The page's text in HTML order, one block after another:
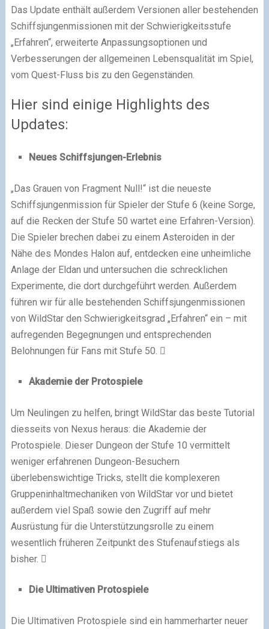
Das Update enthält außerdem Versionen aller bestehenden
Schiffsjungenmissionen mit der Schwierigkeitsstufe
„Erfahren“, erweiterte Anpassungsoptionen und
Verbesserungen der allgemeinen Lebensqualität im Spiel,
vom Quest-Fluss bis zu den Gegenständen.
Hier sind einige Highlights des
Updates:
Neues Schiffsjungen-Erlebnis
„Das Grauen von Fragment Null!“ ist die neueste
Schiffsjungenmission für Spieler der Stufe 6 (keine Sorge,
auf die Recken der Stufe 50 wartet eine Erfahren-Version).
Die Spieler brechen dabei zu einem Asteroiden in der
Nähe des Mondes Halon auf, entdecken eine unheimliche
Anlage der Eldan und untersuchen die schrecklichen
Experimente, die dort durchgeführt werden. Außerdem
führen wir für alle bestehenden Schiffsjungenmissionen
von WildStar den Schwierigkeitsgrad „Erfahren“ ein – mit
aufregenden Begegnungen und entsprechenden
Belohnungen für Fans mit Stufe 50. 
Akademie der Protospiele
Um Neulingen zu helfen, bringt WildStar das beste Tutorial
diesseits von Nexus heraus: die Akademie der
Protospiele. Dieser Dungeon der Stufe 10 vermittelt
weniger erfahrenen Dungeon-Besuchern
überlebenswichtige Tricks, stellt die komplexeren
Gruppeninhaltmechaniken von WildStar vor und bietet
außerdem viel Spaß sowie den Zugriff auf mehr
Ausrüstung für die Unterstützungsrolle zu einem
wesentlich früheren Zeitpunkt des Stufenaufstiegs als
bisher. 
Die Ultimativen Protospiele
Die Ultimativen Protospiele sind ein hammerharter neuer